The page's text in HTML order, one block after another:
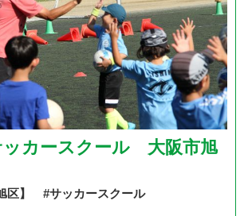
ッカースクール 大阪市旭
区】 #サッカースクール